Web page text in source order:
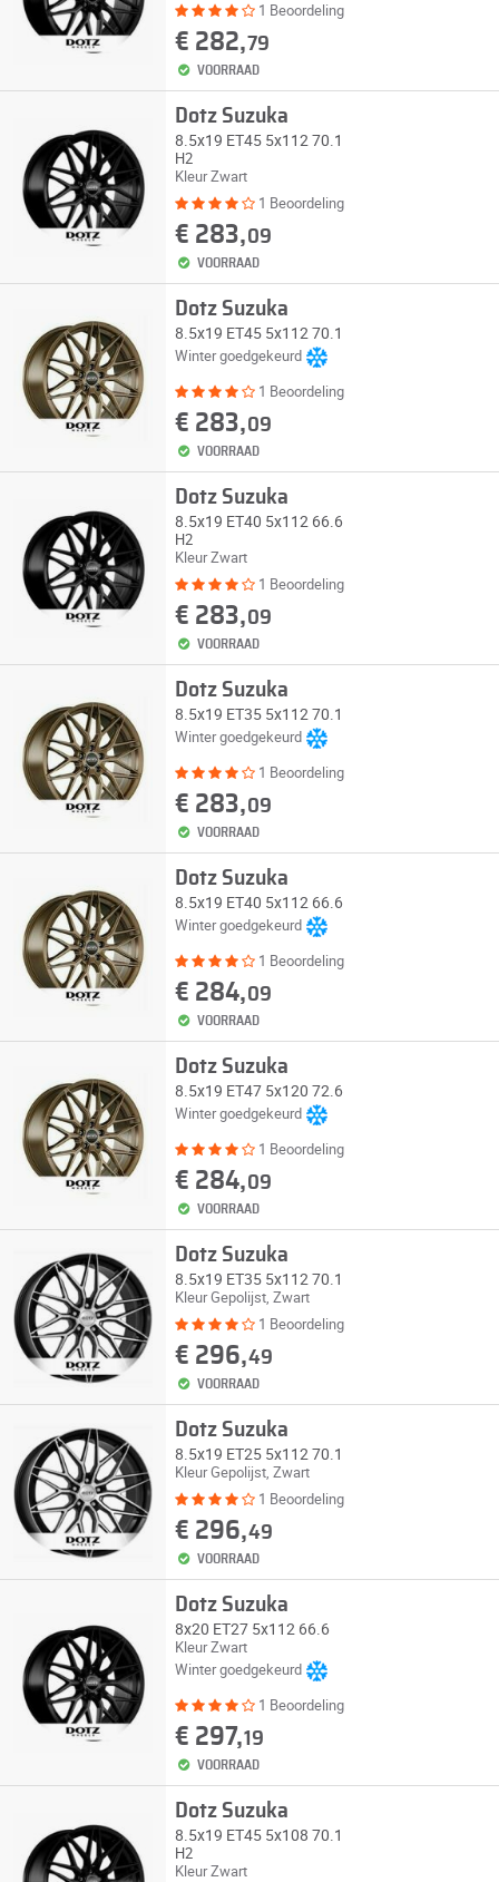
1 Beoordeling
€ 282,79
VOORRAAD
Dotz Suzuka
8.5x19 ET45 5x112 70.1
H2
Kleur Zwart
1 Beoordeling
€ 283,09
VOORRAAD
Dotz Suzuka
8.5x19 ET45 5x112 70.1
Winter goedgekeurd
1 Beoordeling
€ 283,09
VOORRAAD
Dotz Suzuka
8.5x19 ET40 5x112 66.6
H2
Kleur Zwart
1 Beoordeling
€ 283,09
VOORRAAD
Dotz Suzuka
8.5x19 ET35 5x112 70.1
Winter goedgekeurd
1 Beoordeling
€ 283,09
VOORRAAD
Dotz Suzuka
8.5x19 ET40 5x112 66.6
Winter goedgekeurd
1 Beoordeling
€ 284,09
VOORRAAD
Dotz Suzuka
8.5x19 ET47 5x120 72.6
Winter goedgekeurd
1 Beoordeling
€ 284,09
VOORRAAD
Dotz Suzuka
8.5x19 ET35 5x112 70.1
Kleur Gepolijst, Zwart
1 Beoordeling
€ 296,49
VOORRAAD
Dotz Suzuka
8.5x19 ET25 5x112 70.1
Kleur Gepolijst, Zwart
1 Beoordeling
€ 296,49
VOORRAAD
Dotz Suzuka
8x20 ET27 5x112 66.6
Kleur Zwart
Winter goedgekeurd
1 Beoordeling
€ 297,19
VOORRAAD
Dotz Suzuka
8.5x19 ET45 5x108 70.1
H2
Kleur Zwart